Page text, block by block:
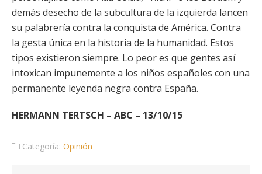
demás desecho de la subcultura de la izquierda lancen
su palabrería contra la conquista de América. Contra
la gesta única en la historia de la humanidad. Estos
tipos existieron siempre. Lo peor es que gentes así
intoxican impunemente a los niños españoles con una
permanente leyenda negra contra España.
HERMANN TERTSCH – ABC – 13/10/15
Categoría: Opinión